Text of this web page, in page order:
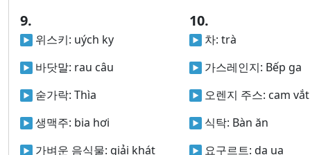
9.
위스키: uých ky
바닷말: rau câu
숟가락: Thìa
생맥주: bia hơi
가벼운 음식물: giải khát
10.
차: trà
가스레인지: Bếp ga
오렌지 주스: cam vắt
식탁: Bàn ăn
요구르트: da ua